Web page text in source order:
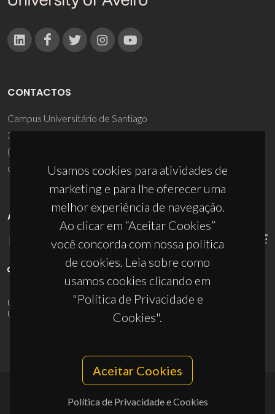
Usamos cookies para atividades de
marketing e para lhe oferecer uma
melhor experiência de navegação.
Ao clicar em “Aceitar Cookies”
você concorda com nossa política
de cookies. Leia sobre como
usamos cookies clicando em
"Política de Privacidade e
Cookies".
Aceitar Cookies
Política de Privacidade e Cookies
CONTACTOS
Campus Universitário de Santiago
3810-193 Aveiro - Portugal
(+351) 234 370 200
ciceco@ua.pt
APOIOS
UID/PRR/50011/2025(DOI:10.54499/UID/PRR/50011/2025
UID/PRR2/50011/2025
10.54499/UID/PRR2/50011/2025
© 2026, CICECO